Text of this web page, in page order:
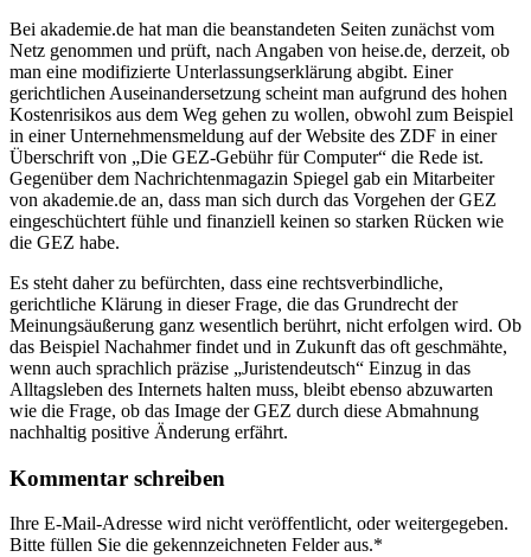
Bei akademie.de hat man die beanstandeten Seiten zunächst vom
Netz genommen und prüft, nach Angaben von heise.de, derzeit, ob
man eine modifizierte Unterlassungserklärung abgibt. Einer
gerichtlichen Auseinandersetzung scheint man aufgrund des hohen
Kostenrisikos aus dem Weg gehen zu wollen, obwohl zum Beispiel
in einer Unternehmensmeldung auf der Website des ZDF in einer
Überschrift von „Die GEZ-Gebühr für Computer“ die Rede ist.
Gegenüber dem Nachrichtenmagazin Spiegel gab ein Mitarbeiter
von akademie.de an, dass man sich durch das Vorgehen der GEZ
eingeschüchtert fühle und finanziell keinen so starken Rücken wie
die GEZ habe.
Es steht daher zu befürchten, dass eine rechtsverbindliche,
gerichtliche Klärung in dieser Frage, die das Grundrecht der
Meinungsäußerung ganz wesentlich berührt, nicht erfolgen wird. Ob
das Beispiel Nachahmer findet und in Zukunft das oft geschmähte,
wenn auch sprachlich präzise „Juristendeutsch“ Einzug in das
Alltagsleben des Internets halten muss, bleibt ebenso abzuwarten
wie die Frage, ob das Image der GEZ durch diese Abmahnung
nachhaltig positive Änderung erfährt.
Kommentar schreiben
Ihre E-Mail-Adresse wird nicht veröffentlicht, oder weitergegeben.
Bitte füllen Sie die gekennzeichneten Felder aus.*